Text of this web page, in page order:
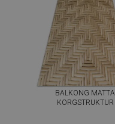
BALKONG MATTA
KORGSTRUKTUR